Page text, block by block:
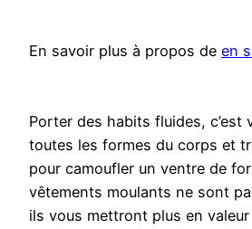
En savoir plus à propos de en
Porter des habits fluides, c’est
toutes les formes du corps et
pour camoufler un ventre de
vêtements moulants ne sont
ils vous mettront plus en